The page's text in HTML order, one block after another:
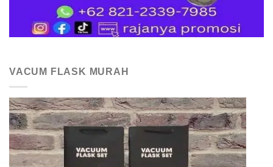
VACUM FLASK MURAH